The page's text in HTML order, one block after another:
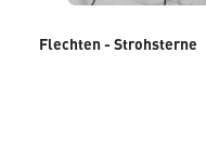
Flechten - Strohsterne